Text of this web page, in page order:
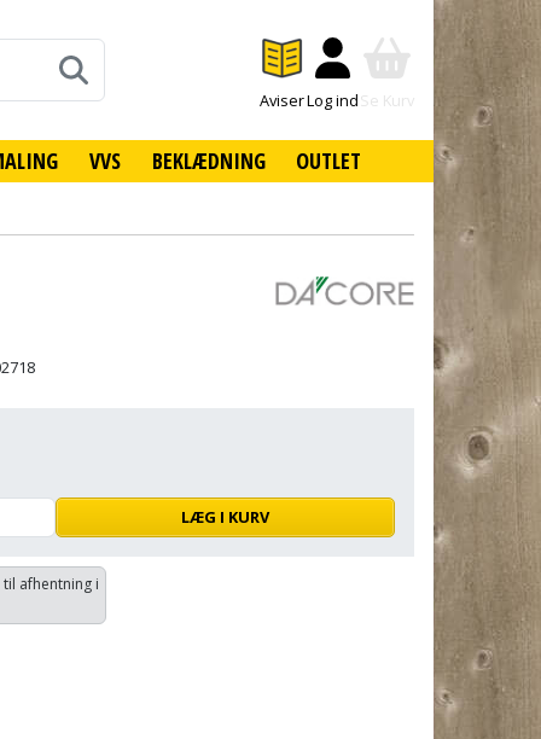
VVS BEKLÆDNING OUTLET
AviserLog indSe Kurv
LÆG I KURV
afhentning i